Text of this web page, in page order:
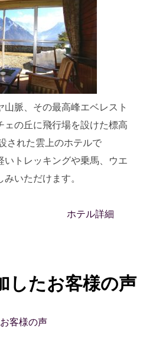
山脈、その最高峰エベレスト
ェの丘に飛行場を設けた標高
された雲上のホテルで
いトレッキングや乗馬、ウエ
いただけます。
ホテル詳細
したお客様の声
お客様の声